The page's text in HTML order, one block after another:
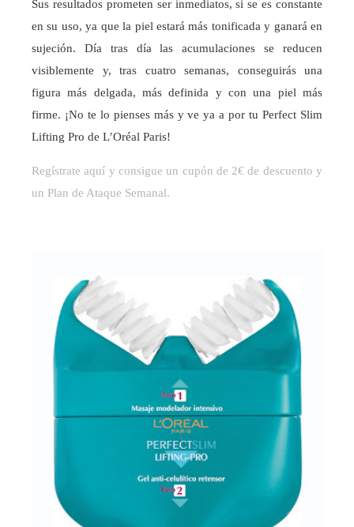
Sus resultados prometen ser inmediatos, si se es constante
en su uso, ya que la piel estará más tonificada y ganará en
sujeción. Día tras día las acumulaciones se reducen
visiblemente y, tras cuatro semanas, conseguirás una
figura más delgada, más definida y con una piel más
firme. ¡No te lo pienses más y ve ya a por tu Perfect Slim
Lifting Pro de L’Oréal Paris!
Regístrate aquí y consigue un cupón de 2€ de descuento y
un Plan de Ataque Semanal.